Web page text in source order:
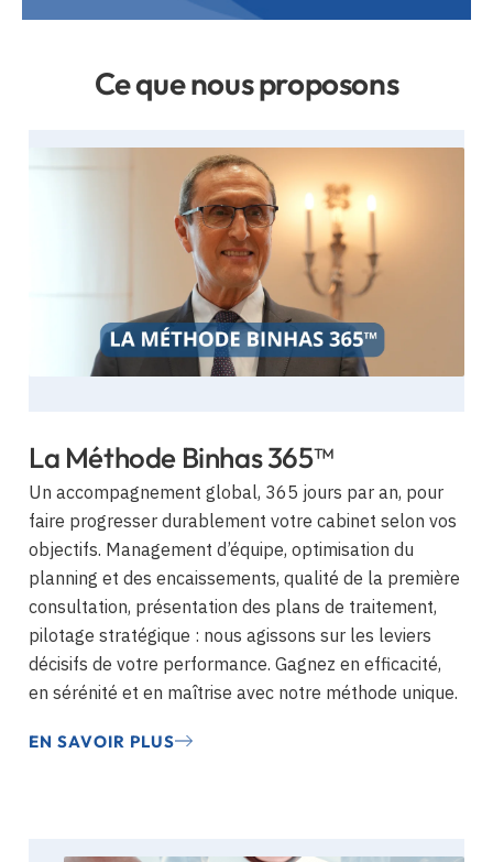
Ce que nous proposons
La Méthode Binhas 365™
Un accompagnement global, 365 jours par an, pour
faire progresser durablement votre cabinet selon vos
objectifs. Management d’équipe, optimisation du
planning et des encaissements, qualité de la première
consultation, présentation des plans de traitement,
pilotage stratégique : nous agissons sur les leviers
décisifs de votre performance. Gagnez en efficacité,
en sérénité et en maîtrise avec notre méthode unique.
EN SAVOIR PLUS